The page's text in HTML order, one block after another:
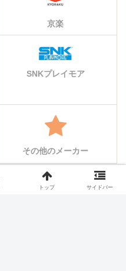
京楽
SNKプレイモア
その他のメーカー
トップ サイドバー